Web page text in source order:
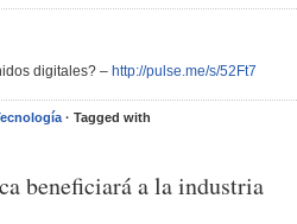
digitales? – http://pulse.me/s/52Ft7
· Tagged with
beneficiará a la industria